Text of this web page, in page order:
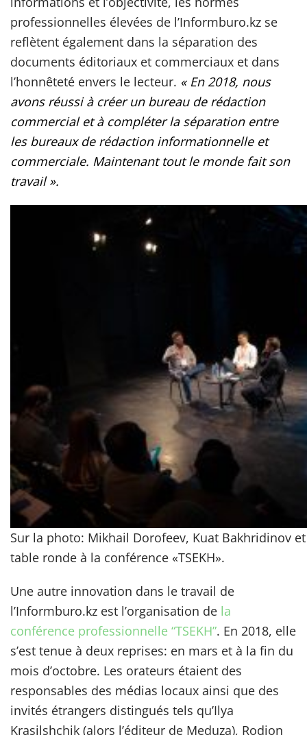
professionnelles élevées de l’Informburo.kz se
reflètent également dans la séparation des
documents éditoriaux et commerciaux et dans
l’honnêteté envers le lecteur. « En 2018, nous
avons réussi à créer un bureau de rédaction
commercial et à compléter la séparationentre
les bureaux de rédaction informationnelleet
commerciale. Maintenant tout le monde fait son
travail ».
Sur la photo: Mikhail Dorofeev, Kuat Bakhridinov
table ronde à la conférence «TSEKH».
Une autre innovation dans le travail de
l’Informburo.kz est l’organisation de la
conférence professionnelle “TSEKH”. En 2018, elle
s’est tenue à deux reprises: en mars et à la fin du
mois d’octobre. Les orateurs étaient des
responsables des médias locaux ainsi que des
invités étrangers distingués tels qu’Ilya
Krasilshchik (alors l’éditeur de Meduza), Rodion